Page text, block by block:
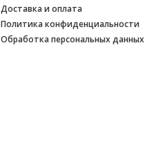
Доставка и оплата
Политика конфиденциальности
Обработка персональных данных